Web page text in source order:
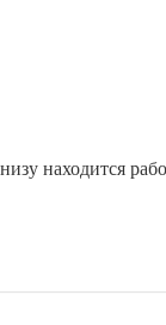
находится
верхнего